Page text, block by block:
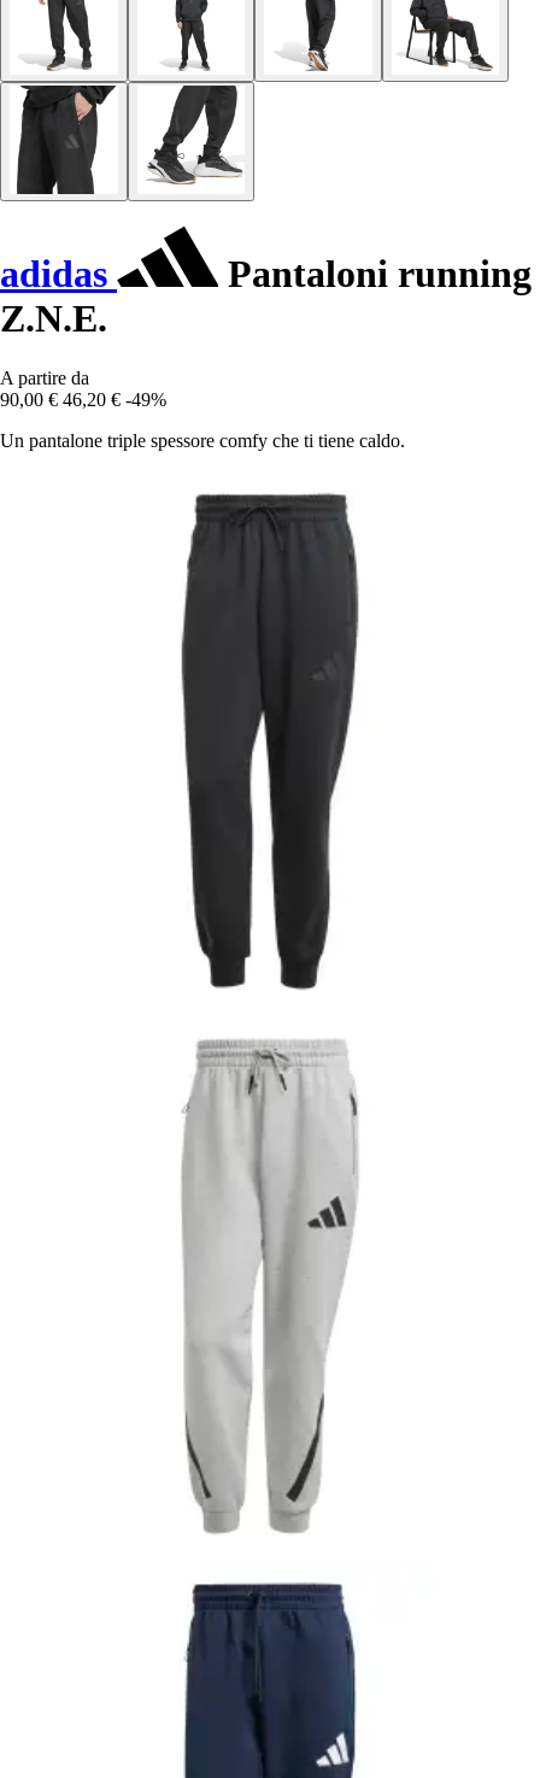
adidas
Pantaloni running
Z.N.E.
A partire da
90,00 € 46,20 € -49%
Un pantalone triple spessore comfy che ti tiene caldo.